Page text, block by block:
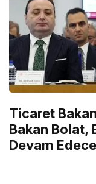
Ticaret
Bakan Bolat,
Devam